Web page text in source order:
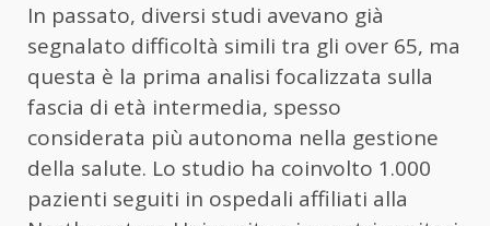
In passato, diversi studi avevano già
segnalato difficoltà simili tra gli over 65, ma
questa è la prima analisi focalizzata sulla
fascia di età intermedia, spesso
considerata più autonoma nella gestione
della salute. Lo studio ha coinvolto 1.000
pazienti seguiti in ospedali affiliati alla